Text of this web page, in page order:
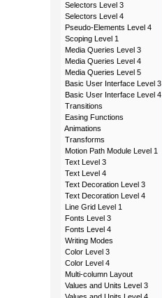
Selectors Level 3
Selectors Level 4
Pseudo-Elements Level 4
Basic User Interface Level 3
Transitions
Easing Functions
Animations
Transforms
Motion Path Module Level 1
Text Level 4
Text Decoration Level 3
Text Decoration Level 4
Line Grid Level 1
Fonts Level 3
Fonts Level 4
Color Level 3
Color Level 4
Multi-column Layout
Media Queries Level 4
Media Queries Level 5
Scoping Level 1
Media Queries Level 3
Basic User Interface Level 4
Text Level 3
Values and Units Level 3
Writing Modes